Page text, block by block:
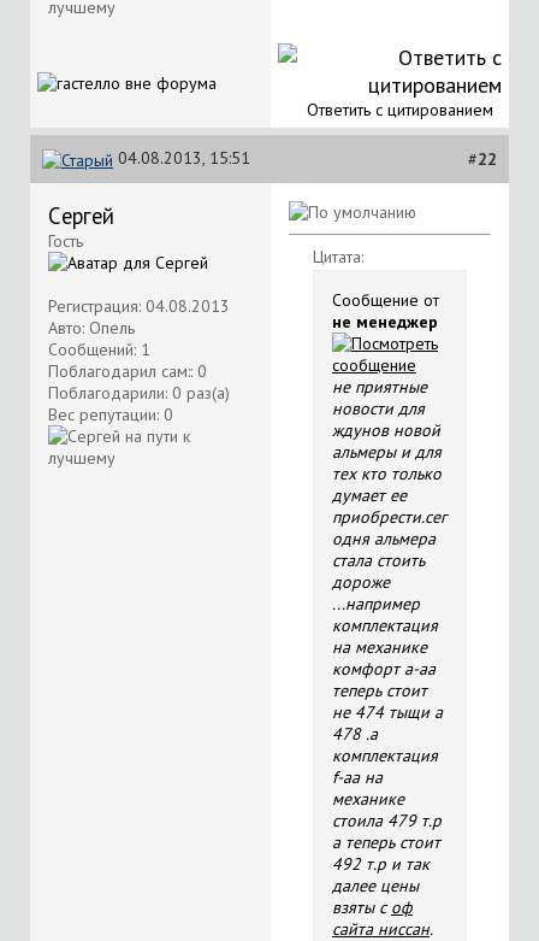
Ответить с цитированием
04.08.2013, 15:51 #22
Cергей
Гость
Регистрация: 04.08.2013
Авто: Опель
Сообщений: 1
Поблагодарил сам:: 0
Поблагодарили: 0 раз(а)
Вес репутации: 0
Цитата:
Сообщение от
не менеджер
не приятные
новости для
ждунов новой
альмеры и для
тех кто только
думает ее
приобрести.сег
одня альмера
стала стоить
дороже
...например
комплектация
на механике
комфорт а-аа
теперь стоит
не 474 тыщи а
478 .а
комплектация
f-аа на
механике
стоила 479 т.р
а теперь стоит
492 т.р и так
далее цены
взяты соф
сайта ниссан.